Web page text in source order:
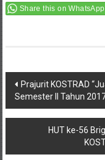
Share this on WhatsApp
Post
navigation
Prajurit KOSTRAD
Semester II Tahun
HUT ke-56